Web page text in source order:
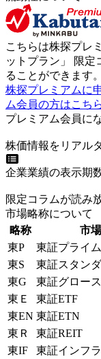
こちらは株探プレ
ットプラン 」 限定
ることができます。
株探プレミアムに
ム会員の方はこち
プレミアム会員に
株価情報をリアル
企業業績の表示期
限定コラムが読み
市場略称について
略称
市場
東P
東証プライム
東S
東証スタン
東G
東証グロース
東Ｅ
東証ETF
東EN 東証ETN
東Ｒ
東証REIT
東IF
東証インフ